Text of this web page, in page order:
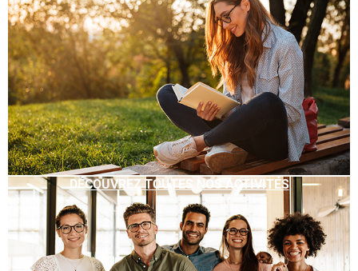
DÉCOUVREZ TOUTES NOS ACTIVITÉS